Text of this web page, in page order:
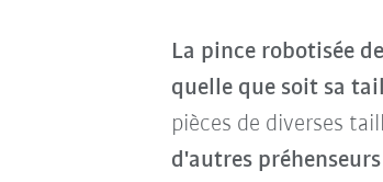
La pince robotisée
quelle que soit sa
pièces de diverses
d'autres